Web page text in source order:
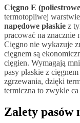
Cięgno E
termotopliwej
napędowe płaskie z
pracować na znacznie
Cięgno nie wykazuje
cięgnem są
cięgien. Wymagają
pasy płaskie z
zgrzewania, dzięki
termiczna to zwykle ca
Zalety pasów